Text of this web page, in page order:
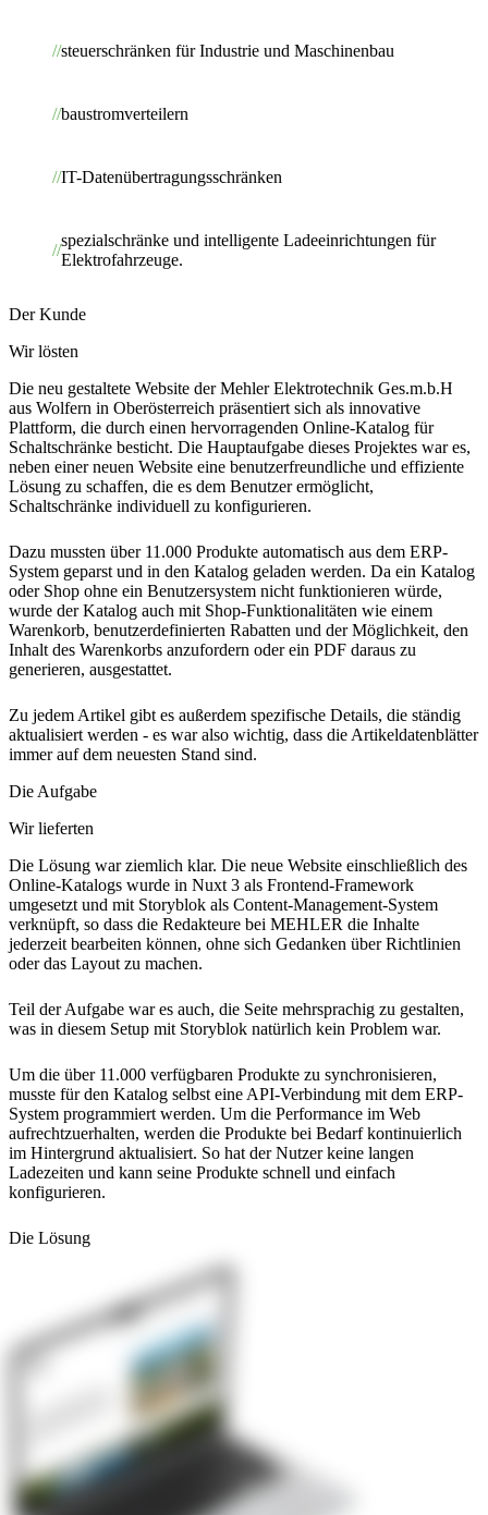
steuerschränken für Industrie und Maschinenbau
baustromverteilern
IT-Datenübertragungsschränken
spezialschränke und intelligente Ladeeinrichtungen für
Elektrofahrzeuge.
Der Kunde
Wir lösten
Die neu gestaltete Website der Mehler Elektrotechnik Ges.m.b.H
aus Wolfern in Oberösterreich präsentiert sich als innovative
Plattform, die durch einen hervorragenden Online-Katalog für
Schaltschränke besticht. Die Hauptaufgabe dieses Projektes war es,
neben einer neuen Website eine benutzerfreundliche und effiziente
Lösung zu schaffen, die es dem Benutzer ermöglicht,
Schaltschränke individuell zu konfigurieren.
Dazu mussten über 11.000 Produkte automatisch aus dem ERP-
System geparst und in den Katalog geladen werden. Da ein Katalog
oder Shop ohne ein Benutzersystem nicht funktionieren würde,
wurde der Katalog auch mit Shop-Funktionalitäten wie einem
Warenkorb, benutzerdefinierten Rabatten und der Möglichkeit, den
Inhalt des Warenkorbs anzufordern oder ein PDF daraus zu
generieren, ausgestattet.
Zu jedem Artikel gibt es außerdem spezifische Details, die ständig
aktualisiert werden - es war also wichtig, dass die Artikeldatenblätter
immer auf dem neuesten Stand sind.
Die Aufgabe
Wir lieferten
Die Lösung war ziemlich klar. Die neue Website einschließlich des
Online-Katalogs wurde in Nuxt 3 als Frontend-Framework
umgesetzt und mit Storyblok als Content-Management-System
verknüpft, so dass die Redakteure bei MEHLER die Inhalte
jederzeit bearbeiten können, ohne sich Gedanken über Richtlinien
oder das Layout zu machen.
Teil der Aufgabe war es auch, die Seite mehrsprachig zu gestalten,
was in diesem Setup mit Storyblok natürlich kein Problem war.
Um die über 11.000 verfügbaren Produkte zu synchronisieren,
musste für den Katalog selbst eine API-Verbindung mit dem ERP-
System programmiert werden. Um die Performance im Web
aufrechtzuerhalten, werden die Produkte bei Bedarf kontinuierlich
im Hintergrund aktualisiert. So hat der Nutzer keine langen
Ladezeiten und kann seine Produkte schnell und einfach
konfigurieren.
Die Lösung